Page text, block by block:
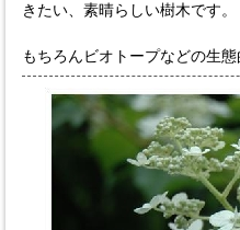
きたい、素晴らしい樹木です。
もちろんビオトープなどの生態